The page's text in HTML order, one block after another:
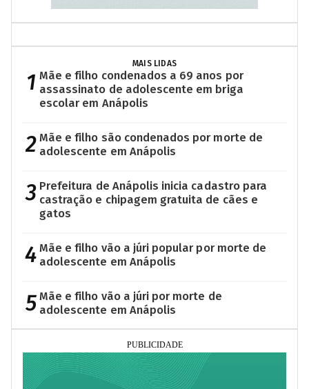
MAIS LIDAS
1 Mãe e filho condenados a 69 anos por
assassinato de adolescente em briga
escolar em Anápolis
2 Mãe e filho são condenados por morte de
adolescente em Anápolis
3 Prefeitura de Anápolis inicia cadastro para
castração e chipagem gratuita de cães e
gatos
4 Mãe e filho vão a júri popular por morte de
adolescente em Anápolis
5 Mãe e filho vão a júri por morte de
adolescente em Anápolis